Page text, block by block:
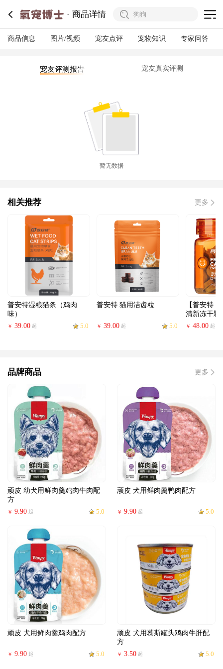
商品详情
商品信息 图片/视频 宠友点评 宠物知识 专家问答
宠友评测报告 宠友真实评测
暂无数据
相关推荐 更多
普安特湿粮猫条（鸡肉
味）
￥ 39.00 起 5.0
普安特 猫用洁齿粒
￥ 39.00 起 5.0
【普安特
清新冻干颗
￥ 48.00 起
品牌商品 更多
顽皮 幼犬用鲜肉羹鸡肉牛肉配
方
￥ 9.90 起 5.0
顽皮 犬用鲜肉羹鸭肉配方
￥ 9.90 起 5.0
顽皮 犬用鲜肉羹鸡肉配方
￥ 9.90 起 5.0
顽皮 犬用慕斯罐头鸡肉牛肝配
方
￥ 3.50 起 5.0